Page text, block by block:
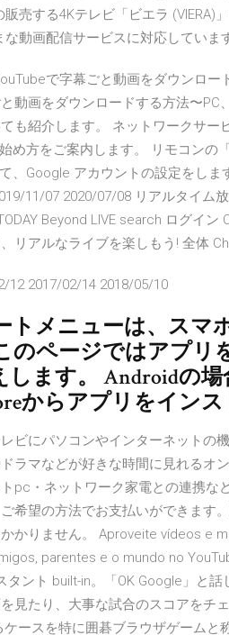
販売する4Kテレビ「ビエラ
動画配信サービスに対応していま
で字幕ごと動画をダウンロー
動画をダウンロードする方法〜PC
も紹介します。 ネットワークサー
め方をご案内します。 リモコンの
て、Google アカウントの設定をし
11/07 2020/07/08 リアルタイム
Beyond LIVE search ログイ
リアルなライブを楽しもう! 全体
12 2017/02/14 2018/05/10
トメニューは、スマ
のページではアプリ
ます。 Androidの場
からアプリをインス
ビにパソコンやインターネットの
ラマなどが好きな時間に見れるオ
pc・ネットワーク家電との連携な
希望の方法でお支払いができます
かりません。 Aproveite vídeos e
parentes e o mundo no
タント built-in。「OK Google」と
見たり、大事な試合のスコアをチ
ースを特に囲碁ブラウザゲームと